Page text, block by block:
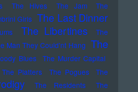
The Hives The Jam
The
Girls The Last Dinner
The Libertines
The
Man They Could'nt Hang The
Blues The Murder Capital
The Platters The Pogues
The
The Residents
The